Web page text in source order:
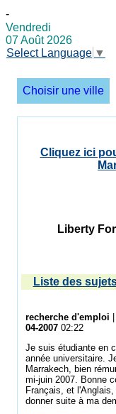
-
Vendredi
07 Août 2026
Select Language ▼
Choisir une ville
Cliquez ici
Liberty
Liste des
recherche d'emploi
04-2007 02:22
Je suis étudiante en
année universitaire.
Marrakech, bien
mi-juin 2007. Bonne
Français, et
donner suite à ma